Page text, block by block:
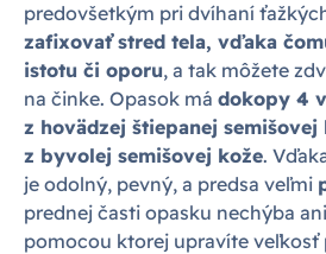
predovšetkým pri dvíhaní
zafixovať stred tela, vďaka
istotu či oporu, a tak môžete
na činke. Opasok má dokopy 4
z hovädzej štiepanej semišovej
z byvolej semišovej kože.
je odolný, pevný, a predsa veľmi
prednej časti opasku nechýba ani
pomocou ktorej upravíte veľkosť